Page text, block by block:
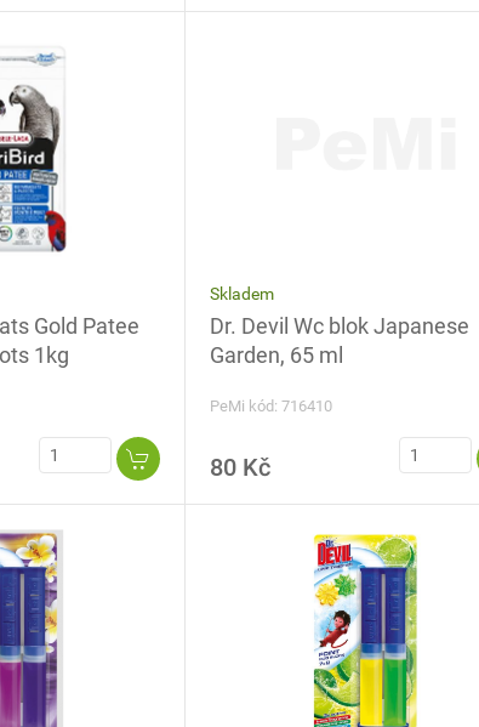
Gold Patee
1kg
Skladem
Dr. Devil Wc blok Japanese
Garden, 65 ml
PeMi kód: 716410
80 Kč